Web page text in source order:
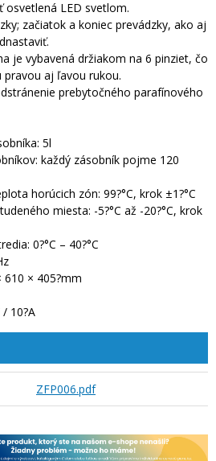
osvetlená LED svetlom.
začiatok a koniec prevádzky, ako aj
je vybavená držiakom na 6 pinziet, čo
aj ľavou rukou.
prebytočného parafínového
5l
každý zásobník pojme 120
horúcich zón: 99?°C, krok ±1?°C
miesta: -5?°C až -20?°C, krok
0?°C – 40?°C
610 × 405?mm
10?A
ZFP006.pdf